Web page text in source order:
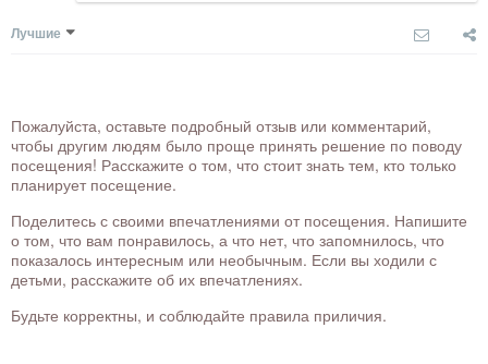
Лучшие
Пожалуйста, оставьте подробный отзыв или комментарий,
чтобы другим людям было проще принять решение по поводу
посещения! Расскажите о том, что стоит знать тем, кто только
планирует посещение.
Поделитесь с своими впечатлениями от посещения. Напишите
о том, что вам понравилось, а что нет, что запомнилось, что
показалось интересным или необычным. Если вы ходили с
детьми, расскажите об их впечатлениях.
Будьте корректны, и соблюдайте правила приличия.